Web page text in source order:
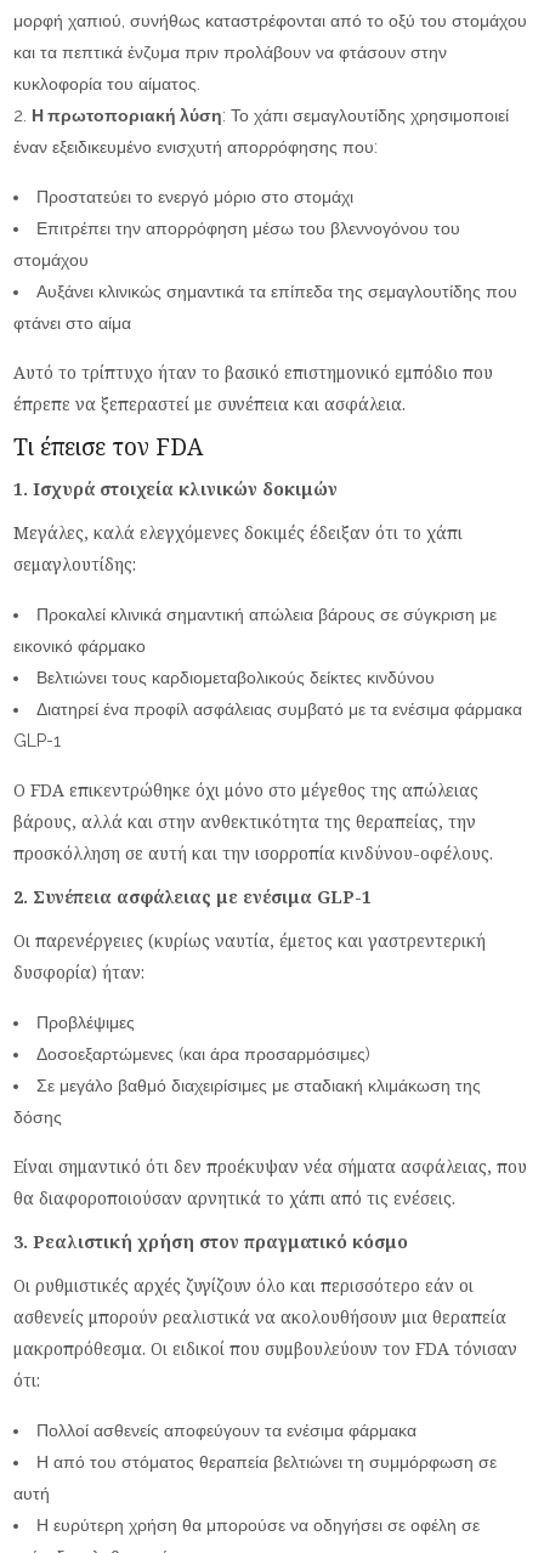
μορφή χαπιού, συνήθως καταστρέφονται από το οξύ του στομάχου
και τα πεπτικά ένζυμα πριν προλάβουν να φτάσουν στην
κυκλοφορία του αίματος.
Η πρωτοποριακή λύση: Το χάπι σεμαγλουτίδης χρησιμοποιεί
έναν εξειδικευμένο ενισχυτή απορρόφησης που:
Προστατεύει το ενεργό μόριο στο στομάχι
Επιτρέπει την απορρόφηση μέσω του βλεννογόνου του
στομάχου
Αυξάνει κλινικώς σημαντικά τα επίπεδα της σεμαγλουτίδης που
φτάνει στο αίμα
Αυτό το τρίπτυχο ήταν το βασικό επιστημονικό εμπόδιο που
έπρεπε να ξεπεραστεί με συνέπεια και ασφάλεια.
Τι έπεισε τον FDA
1. Ισχυρά στοιχεία κλινικών δοκιμών
Μεγάλες, καλά ελεγχόμενες δοκιμές έδειξαν ότι το χάπι
σεμαγλουτίδης:
Προκαλεί κλινικά σημαντική απώλεια βάρους σε σύγκριση με
εικονικό φάρμακο
Βελτιώνει τους καρδιομεταβολικούς δείκτες κινδύνου
Διατηρεί ένα προφίλ ασφάλειας συμβατό με τα ενέσιμα φάρμακα
GLP-1
Ο FDA επικεντρώθηκε όχι μόνο στο μέγεθος της απώλειας
βάρους, αλλά και στην ανθεκτικότητα της θεραπείας, την
προσκόλληση σε αυτή και την ισορροπία κινδύνου-οφέλους.
2. Συνέπεια ασφάλειας με ενέσιμα GLP-1
Οι παρενέργειες (κυρίως ναυτία, έμετος και γαστρεντερική
δυσφορία) ήταν:
Προβλέψιμες
Δοσοεξαρτώμενες (και άρα προσαρμόσιμες)
Σε μεγάλο βαθμό διαχειρίσιμες με σταδιακή κλιμάκωση της
δόσης
Είναι σημαντικό ότι δεν προέκυψαν νέα σήματα ασφάλειας, που
θα διαφοροποιούσαν αρνητικά το χάπι από τις ενέσεις.
3. Ρεαλιστική χρήση στον πραγματικό κόσμο
Οι ρυθμιστικές αρχές ζυγίζουν όλο και περισσότερο εάν οι
ασθενείς μπορούν ρεαλιστικά να ακολουθήσουν μια θεραπεία
μακροπρόθεσμα. Οι ειδικοί που συμβουλεύουν τον FDA τόνισαν
ότι:
Πολλοί ασθενείς αποφεύγουν τα ενέσιμα φάρμακα
Η από του στόματος θεραπεία βελτιώνει τη συμμόρφωση σε
αυτή
Η ευρύτερη χρήση θα μπορούσε να οδηγήσει σε οφέλη σε